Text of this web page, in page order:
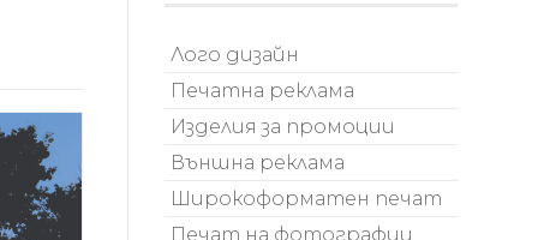
Лого дизайн
Печатна реклама
Изделия за промоции
Външна реклама
Широкоформатен печат
Печат на фотографии